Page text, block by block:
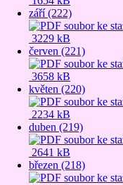
září (222)
3229 kB
červen (221)
3658 kB
květen (220)
2234 kB
duben (219)
2641 kB
březen (218)